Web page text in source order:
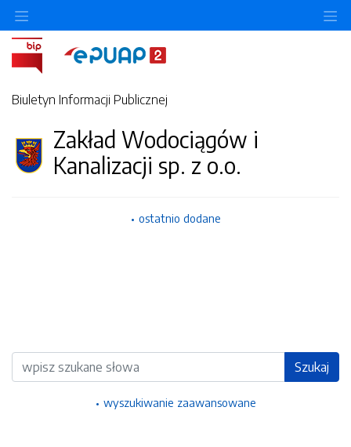
Biuletyn Informacji Publicznej
Zakład Wodociągów i
Kanalizacji sp. z o.o.
ostatnio dodane
Wyszukiwarka Szukaj
wyszukiwanie zaawansowane